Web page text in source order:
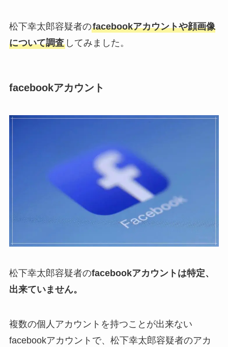
松下幸太郎容疑者のfacebookアカウントや顔画像
について調査してみました。
facebookアカウント
松下幸太郎容疑者のfacebookアカウントは特定、
出来ていません。
複数の個人アカウントを持つことが出来ない
facebookアカウントで、松下幸太郎容疑者のアカ